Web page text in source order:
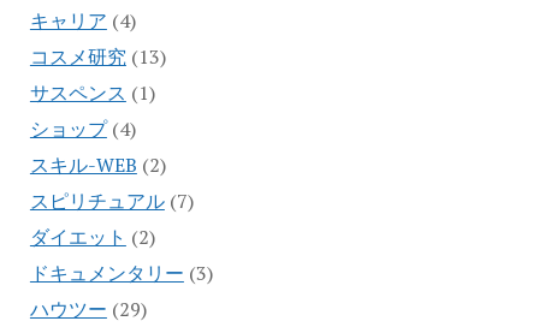
キャリア (4)
コスメ研究(13)
サスペンス (1)
ショップ(4)
スキル-WEB (2)
スピリチュアル(7)
ダイエット (2)
ドキュメンタリー (3)
ハウツー (29)